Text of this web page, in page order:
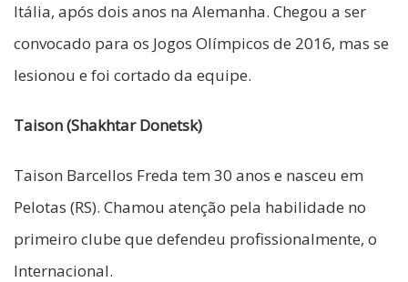
Itália, após dois anos na Alemanha. Chegou a ser
convocado para os Jogos Olímpicos de 2016, mas se
lesionou e foi cortado da equipe.
Taison (Shakhtar Donetsk)
Taison Barcellos Freda tem 30 anos e nasceu em
Pelotas (RS). Chamou atenção pela habilidade no
primeiro clube que defendeu profissionalmente, o
Internacional.